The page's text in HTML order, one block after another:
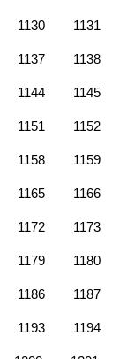
1130 1131
1137 1138
1144 1145
1151 1152
1158 1159
1165 1166
1172 1173
1179 1180
1186 1187
1193 1194